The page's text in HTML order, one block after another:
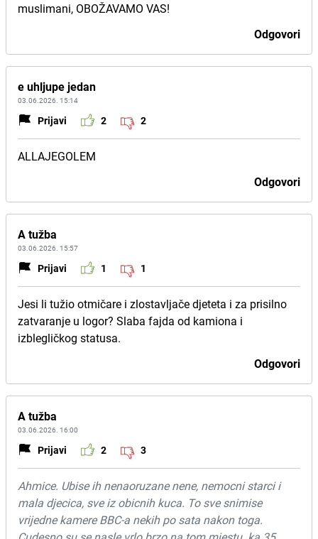
muslimani, OBOŽAVAMO VAS!
Odgovori
e uhljupe jedan
03.06.2026. 15:14
Prijavi 2 2
ALLAJEGOLEM
Odgovori
A tužba
03.06.2026. 15:57
Prijavi 1 1
Jesi li tužio otmičare i zlostavljače djeteta i za prisilno
zatvaranje u logor? Slaba fajda od kamiona i
izblegličkog statusa.
Odgovori
A tužba
03.06.2026. 16:00
Prijavi 2 3
Ahmice. Ubise ih nenaoruzane nene, nemocni starci i
mala djecica, sve iz obicnih kuca. To sve snimise
vrijedne kamere BBC-a nekih po sata nakon toga.